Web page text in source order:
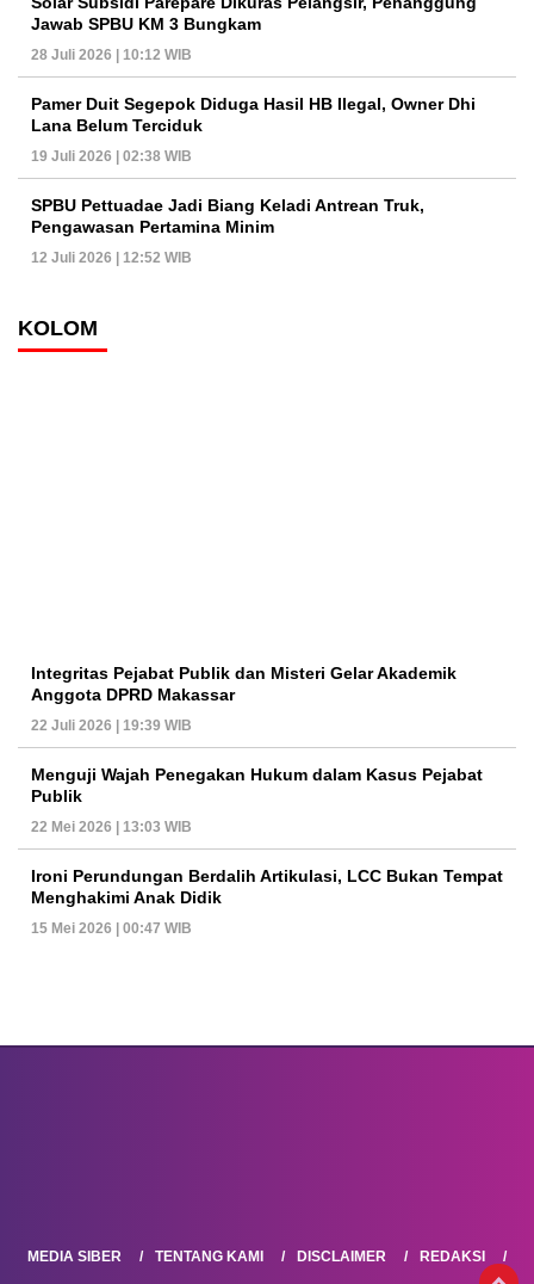
Jawab SPBU KM 3 Bungkam
28 Juli 2026 | 10:12 WIB
Pamer Duit Segepok Diduga Hasil HB Ilegal, Owner Dhi
Lana Belum Terciduk
19 Juli 2026 | 02:38 WIB
SPBU Pettuadae Jadi Biang Keladi Antrean Truk,
Pengawasan Pertamina Minim
12 Juli 2026 | 12:52 WIB
KOLOM
Integritas Pejabat Publik dan Misteri Gelar Akademik
Anggota DPRD Makassar
22 Juli 2026 | 19:39 WIB
Menguji Wajah Penegakan Hukum dalam Kasus Pejabat
Publik
22 Mei 2026 | 13:03 WIB
Ironi Perundungan Berdalih Artikulasi, LCC Bukan Tempat
Menghakimi Anak Didik
15 Mei 2026 | 00:47 WIB
MEDIA SIBER TENTANG KAMI DISCLAIMER
REDAKSI